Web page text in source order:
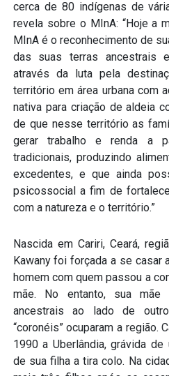
cerca de 80 indígenas de
revela sobre o MInA: “Hoje a
MInA é o reconhecimento de
das suas terras ancestrais
através da luta pela
território em área urbana com
nativa para criação de aldeia
de que nesse território as
gerar trabalho e renda a
tradicionais, produzindo
excedentes, e que ainda
psicossocial a fim de
com a natureza e o território.”
Nascida em Cariri, Ceará,
Kawany foi forçada a se casar
homem com quem passou a
mãe. No entanto, sua
ancestrais ao lado de
“coronéis” ocuparam a região.
1990 a Uberlândia, grávida
de sua filha a tira colo. Na